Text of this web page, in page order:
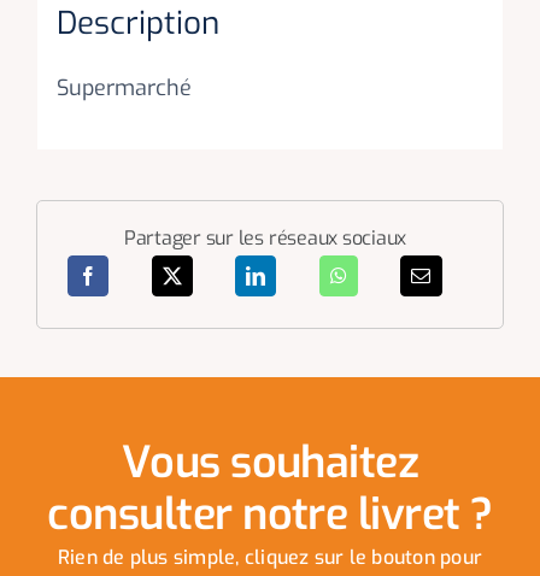
Description
Supermarché
Partager sur les réseaux sociaux
Vous souhaitez
consulter notre livret ?
Rien de plus simple, cliquez sur le bouton pour